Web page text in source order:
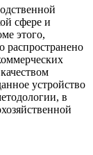
сфере и
этого,
распространено
устройство
в